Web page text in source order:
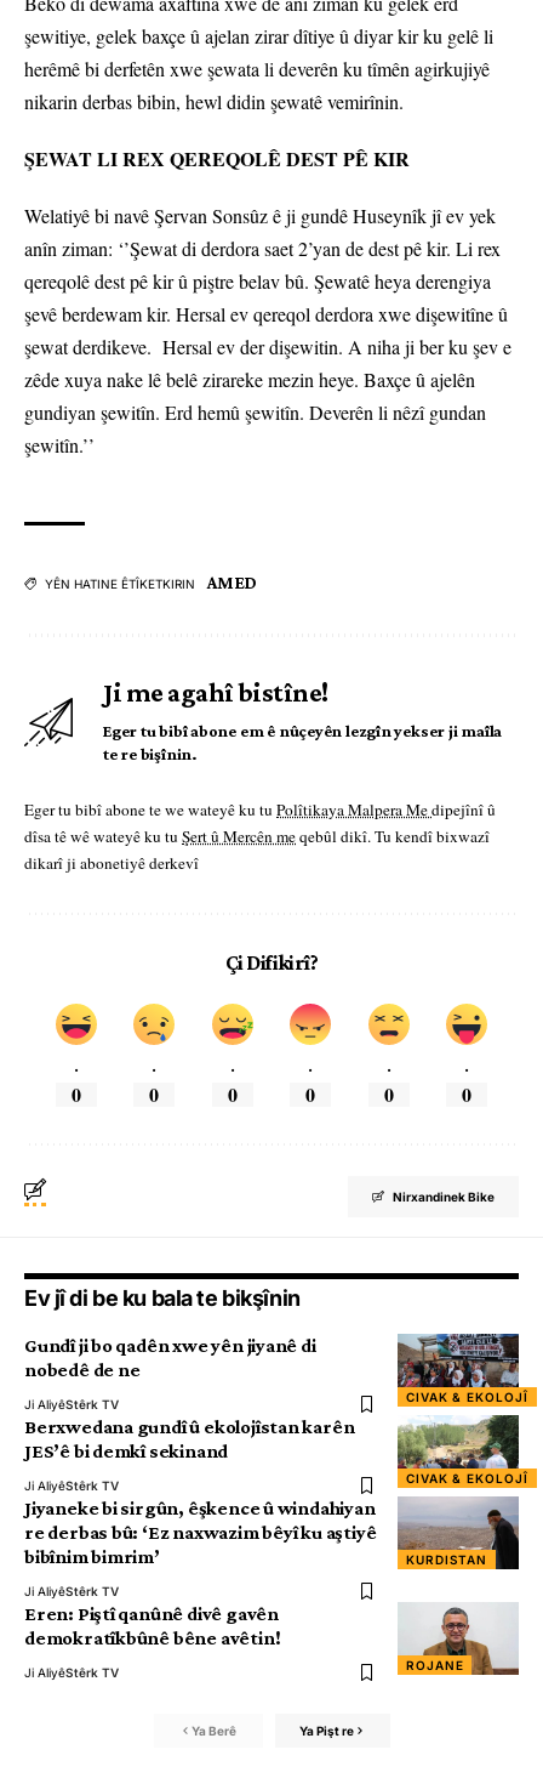
şewitiye, gelek baxçe û ajelan zirar dîtiye û diyar kir ku gelê li
herêmê bi derfetên xwe şewata li deverên ku tîmên agirkujiyê
nikarin derbas bibin, hewl didin şewatê vemirînin.
ŞEWAT LI REX QEREQOLÊ DEST PÊ KIR
Welatiyê bi navê Şervan Sonsûz ê ji gundê Huseynîk jî ev yek
anîn ziman: ‘’Şewat di derdora saet 2’yan de dest pê kir. Li rex
qereqolê dest pê kir û piştre belav bû. Şewatê heya derengiya
şevê berdewam kir. Hersal ev qereqol derdora xwe dişewitîne û
şewat derdikeve. Hersal ev der dişewitin. A niha ji ber ku şev e
zêde xuya nake lê belê zirareke mezin heye. Baxçe û ajelên
gundiyan şewitîn. Erd hemû şewitîn. Deverên li nêzî gundan
şewitîn.’’
YÊN HATINE ÊTÎKETKIRIN AMED
Ji me agahî bistîne!
Eger tu bibî abone em ê nûçeyên lezgîn yekser ji maîla
te re bişînin.
Eger tu bibî abone te we wateyê ku tu Polîtikaya Malpera Medipejînî û
dîsa tê wê wateyê ku tu Şert û Mercên meqebûl dikî. Tu kendî bixwazî
dikarî ji abonetiyê derkevî
Çi Difikirî?
.
0
.
0
.
0
.
0
.
0
.
0
Nirxandinek Bike
Ev jî di be ku bala te bikşînin
CIVAK & EKOLOJÎ
Gundî ji bo qadên xwe yên jiyanê di
nobedê de ne
Ji AliyêStêrk TV
CIVAK & EKOLOJÎ
Berxwedana gundî û ekolojîstan karên
JES’ê bi demkî sekinand
Ji AliyêStêrk TV
KURDISTAN
Jiyaneke bi sirgûn, êşkence û windahiyan
re derbas bû: ‘Ez naxwazim bêyî ku aştiyê
bibînim bimrim’
Ji AliyêStêrk TV
ROJANE
Eren: Piştî qanûnê divê gavên
demokratîkbûnê bêne avêtin!
Ji AliyêStêrk TV
Ya Berê Ya Pişt re